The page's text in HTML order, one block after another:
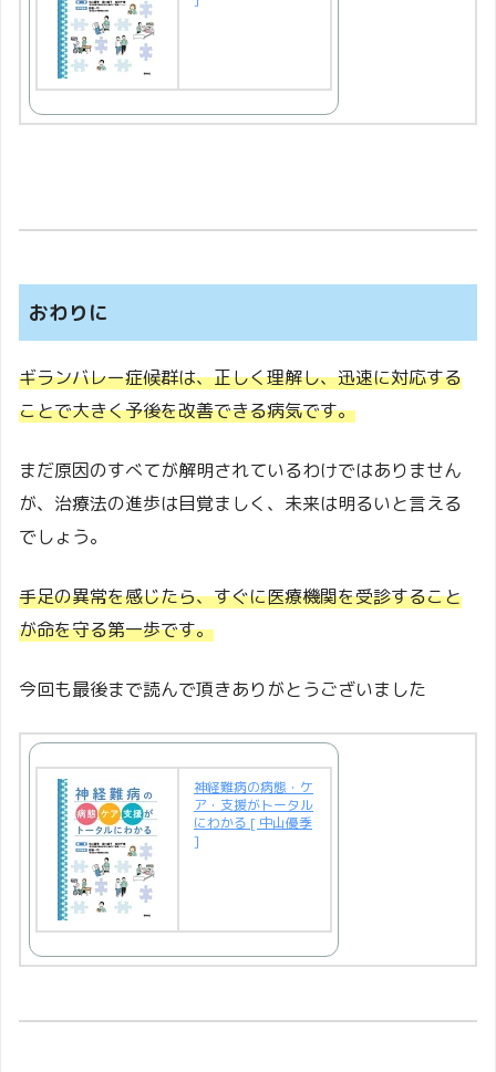
おわりに
ギランバレー症候群は、正しく理解し、迅速に対応する
ことで大きく予後を改善できる病気です。
まだ原因のすべてが解明されているわけではありません
が、治療法の進歩は目覚ましく、未来は明るいと言える
でしょう。
手足の異常を感じたら、すぐに医療機関を受診すること
が命を守る第一歩です。
今回も最後まで読んで頂きありがとうございました
神経難病の病態・ケ
ア・支援がトータル
にわかる [ 中山優季
]